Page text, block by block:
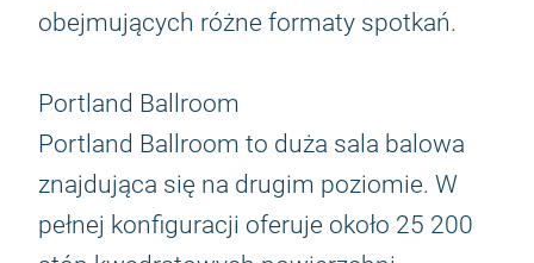
obejmujących różne formaty spotkań.
Portland Ballroom
Portland Ballroom to duża sala balowa
znajdująca się na drugim poziomie. W
pełnej konfiguracji oferuje około 25 200